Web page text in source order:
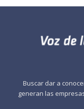
Buscar dar a
generan las